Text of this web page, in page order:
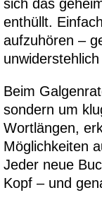
sich das
enthüllt.
aufzuhören –
Beim
sondern um
Wortlängen,
Möglichkeiten
Jeder neue
Kopf – und